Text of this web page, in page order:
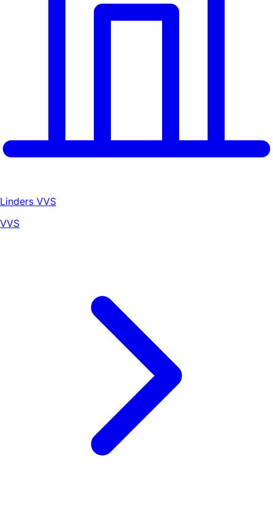
Linders VVS
VVS